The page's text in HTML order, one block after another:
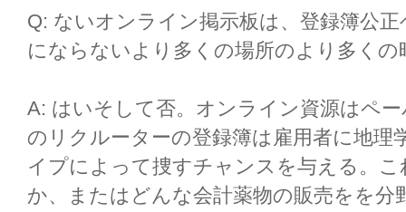
Q: ないオンライン掲示板は、登録簿公
にならないより多くの場所のより多く
A: はいそして否。オンライン資源はペ
のリクルーターの登録簿は雇用者に地理
イプによって捜すチャンスを与える。
か、またはどんな会計薬物の販売をを